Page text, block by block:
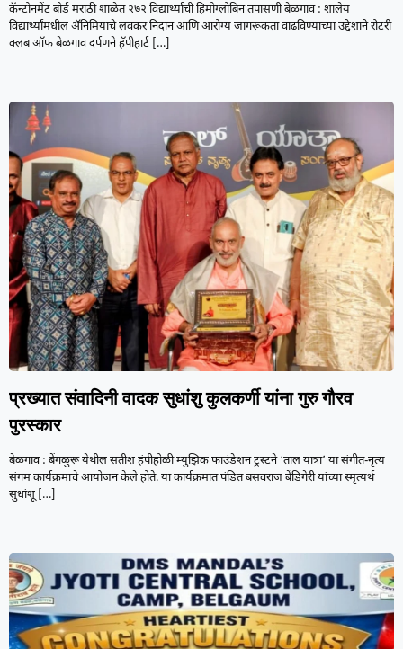
कॅन्टोनमेंट बोर्ड मराठी शाळेत २७२ विद्यार्थ्यांची हिमोग्लोबिन तपासणी बेळगाव : शालेय
विद्यार्थ्यांमधील ॲनिमियाचे लवकर निदान आणि आरोग्य जागरूकता वाढविण्याच्या उद्देशाने रोटरी
क्लब ऑफ बेळगाव दर्पणने हॅपीहार्ट […]
प्रख्यात संवादिनी वादक सुधांशु कुलकर्णी यांना गुरु गौरव
पुरस्कार
बेळगाव : बेंगळुरू येथील सतीश हंपीहोळी म्युझिक फाउंडेशन ट्रस्टने ‘ताल यात्रा’ या संगीत-नृत्य
संगम कार्यक्रमाचे आयोजन केले होते. या कार्यक्रमात पंडित बसवराज बेंडिगेरी यांच्या स्मृत्यर्थ
सुधांशू[…]